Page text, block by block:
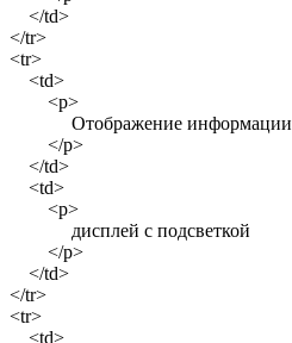
</td>
</tr>
<tr>
<td>
<p>
Отображение информации
</p>
</td>
<td>
<p>
дисплей с подсветкой
</p>
</td>
</tr>
<tr>
<td>